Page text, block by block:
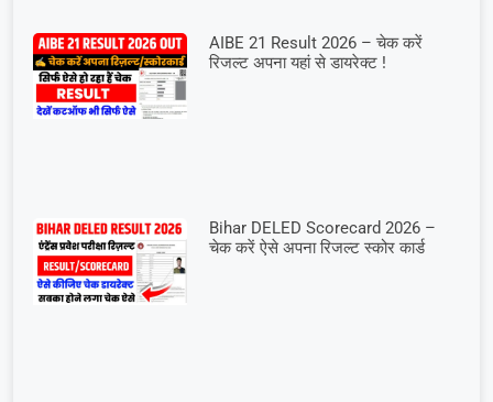
AIBE 21 Result 2026 – चेक करें
रिजल्ट अपना यहां से डायरेक्ट !
Bihar DELED Scorecard 2026 –
चेक करें ऐसे अपना रिजल्ट स्कोर कार्ड